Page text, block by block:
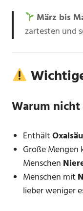
März bis
zartesten und
Warum
Enthält
Große Mengen
Menschen
Menschen mit
lieber weniger